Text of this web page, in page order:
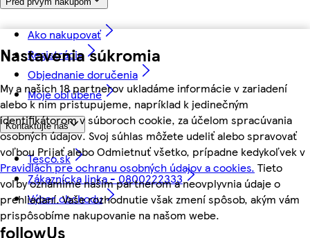
Nastavenia súkromia
My a našich 18 partnerov ukladáme informácie v zariadení
alebo k nim pristupujeme, napríklad k jedinečným
identifikátorom v súboroch cookie, za účelom spracúvania
osobných údajov. Svoj súhlas môžete udeliť alebo spravovať
voľbou Prijať alebo Odmietnuť všetko, prípadne kedykoľvek v
Pravidlách pre ochranu osobných údajov a cookies. Tieto
voľby oznámime našim partnerom a neovplyvnia údaje o
prehliadaní. Vaše rozhodnutie však zmení spôsob, akým vám
prispôsobíme nakupovanie na našom webe.
Ako nakupovať
Registrácia
Objednanie doručenia
Moje obľúbené
Kontaktujte nás
Tesco.sk
Zákaznícka linka - 0800222333
Výber obchodu
followUs